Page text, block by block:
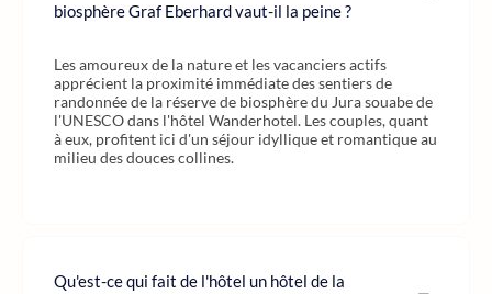
biosphère Graf Eberhard vaut-il la peine ?
Les amoureux de la nature et les vacanciers actifs
apprécient la proximité immédiate des sentiers de
randonnée de la réserve de biosphère du Jura souabe de
l'UNESCO dans l'hôtel Wanderhotel. Les couples, quant
à eux, profitent ici d'un séjour idyllique et romantique au
milieu des douces collines.
Qu'est-ce qui fait de l'hôtel un hôtel de la